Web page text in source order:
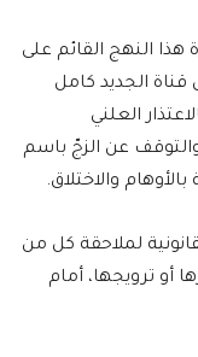
هذا النهج القائم على
قناة الجديد كامل
العلني
عن الزجّ باسم
والاختلاق.
لملاحقة كل من
ترويجها، أمام